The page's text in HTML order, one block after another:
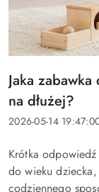
Tytuł
artykułu:
Jaka
na dłużej?
Data
2026-05-14
Treść
artykułu:
Krótka
do wieku
codziennego